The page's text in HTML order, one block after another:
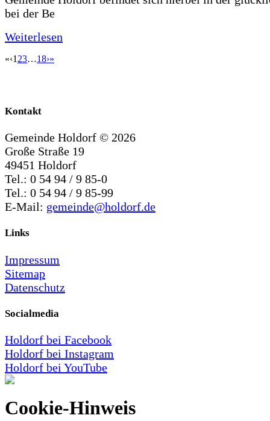
bei der Be
Weiterlesen
«‹1 23…18›»
Kontakt
Gemeinde Holdorf © 2026
Große Straße 19
49451 Holdorf
Tel.: 0 54 94 / 9 85-0
Tel.: 0 54 94 / 9 85-99
E-Mail: gemeinde@holdorf.de
Links
Impressum
Sitemap
Datenschutz
Socialmedia
Holdorf bei Facebook
Holdorf bei Instagram
Holdorf bei YouTube
Cookie-Hinweis